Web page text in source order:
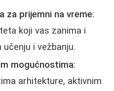
za prijemni na vreme:
koji vas zanima i
i vežbanju.
mogućnostima:
arhitekture, aktivnim